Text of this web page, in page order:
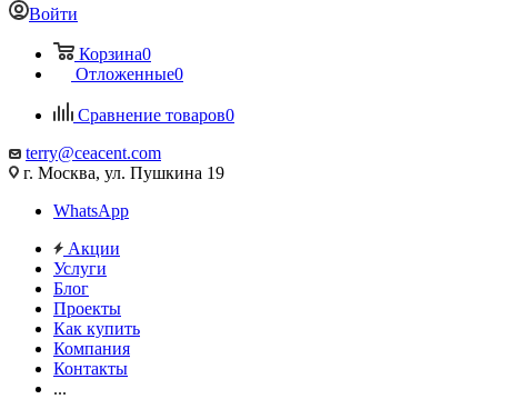
Войти
Корзина0
Отложенные0
Сравнение товаров0
terry@ceacent.com
г. Москва, ул. Пушкина 19
WhatsApp
Акции
Услуги
Блог
Проекты
Как купить
Компания
Контакты
...